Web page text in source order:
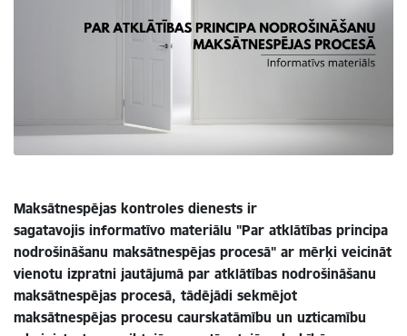
Maksātnespējas kontroles dienests ir
sagatavojis informatīvo materiālu "Par atklātības principa
nodrošināšanu maksātnespējas procesā" ar mērķi veicināt
vienotu izpratni jautājumā par atklātības nodrošināšanu
maksātnespējas procesā, tādējādi sekmējot
maksātnespējas procesu caurskatāmību un uzticamību